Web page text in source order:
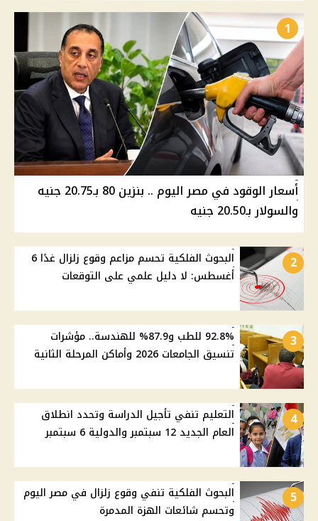
1
أسعار الوقود في مصر اليوم .. بنزين 80 بـ20.75 جنيه
والسولار بـ20.50 جنيه
2
البحوث الفلكية تحسم مزاعم وقوع زلزال غدًا 6
أغسطس: لا دليل علمي على التوقعات
3
92.8% للطب و87.9% للهندسة.. مؤشرات
تنسيق الجامعات 2026 وأماكن المرحلة الثانية
4
التعليم تنفي تأجيل الدراسة وتحدد انطلاق
العام الجديد 12 سبتمبر والدولية 6 سبتمبر
5
البحوث الفلكية تنفي وقوع زلزال في مصر اليوم
وتحسم شائعات الهزة المدمرة